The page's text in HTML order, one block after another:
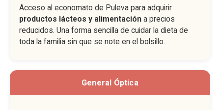
Acceso al economato de Puleva para adquirir
productos lácteos y alimentación a precios
reducidos. Una forma sencilla de cuidar la dieta de
toda la familia sin que se note en el bolsillo.
General Óptica